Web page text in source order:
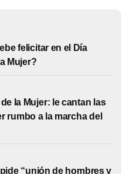
felicitar en el Día
Mujer?
la Mujer: le cantan las
rumbo a la marcha del
“unión de hombres y